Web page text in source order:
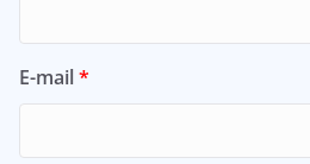
E-mail*